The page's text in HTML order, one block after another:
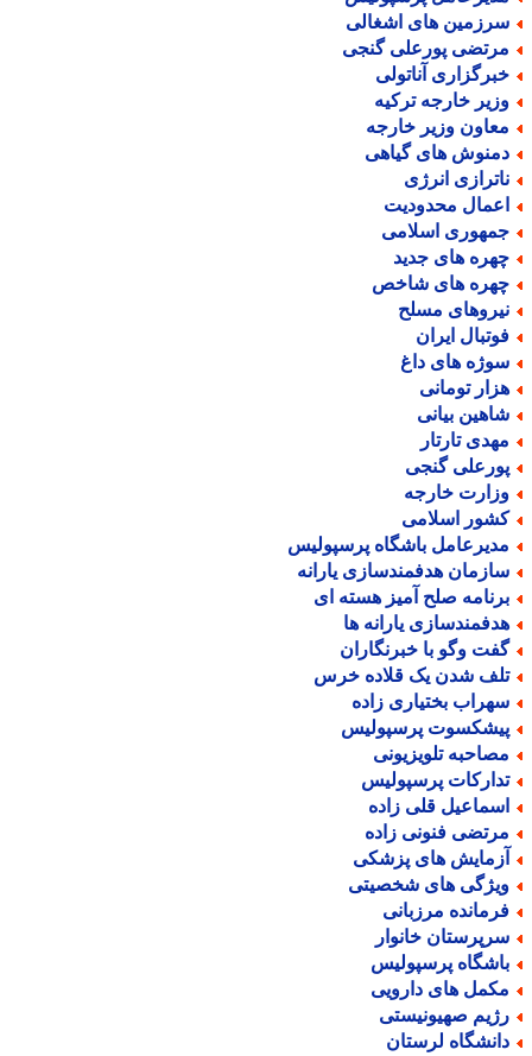
های اشغالی
پورعلی گنجی
آناتولی
خارجه ترکیه
وزیر خارجه
های گیاهی
انرژی
محدودیت
اسلامی
های جدید
های شاخص
مسلح
ایران
های داغ
تومانی
بیانی
تارتار
گنجی
خارجه
اسلامی
باشگاه پرسپولیس
هدفمندسازی یارانه
صلح آمیز هسته ای
یارانه ها
وگو با خبرنگاران
شدن یک قلاده خرس
بختیاری زاده
پرسپولیس
تلویزیونی
پرسپولیس
قلی زاده
فنونی زاده
های پزشکی
های شخصیتی
مرزبانی
خانوار
پرسپولیس
های دارویی
صهیونیستی
لرستان